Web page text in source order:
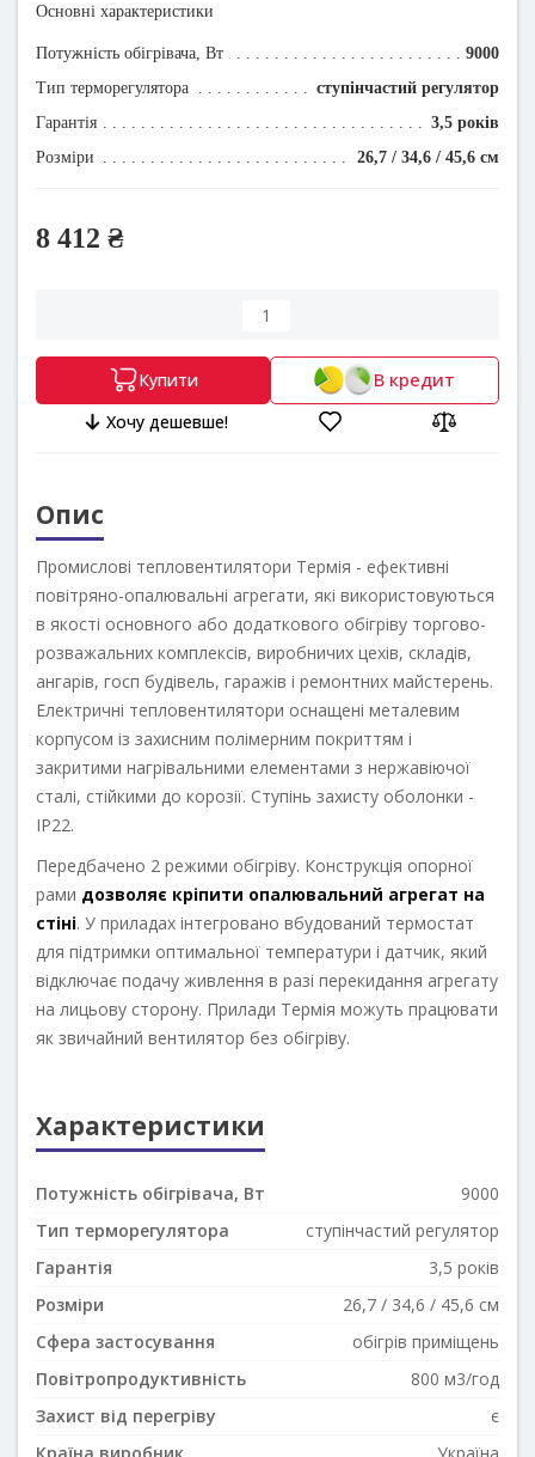
Основні характеристики
Потужність обігрівача, Вт
9000
Тип терморегулятора
ступінчастий регулятор
Гарантія
3,5 років
Розміри
26,7 / 34,6 / 45,6 см
8 412 ₴
Купити В кредит
Хочу дешевше!
Опис
Промислові тепловентилятори Термія - ефективні
повітряно-опалювальні агрегати, які використовуються
в якості основного або додаткового обігріву торгово-
розважальних комплексів, виробничих цехів, складів,
ангарів, госп будівель, гаражів і ремонтних майстерень.
Електричні тепловентилятори оснащені металевим
корпусом із захисним полімерним покриттям і
закритими нагрівальними елементами з нержавіючої
сталі, стійкими до корозії. Ступінь захисту оболонки -
IP22.
Передбачено 2 режими обігріву. Конструкція опорної
рами дозволяє кріпити опалювальний агрегат на
стіні. У приладах інтегровано вбудований термостат
для підтримки оптимальної температури і датчик, який
відключає подачу живлення в разі перекидання агрегату
на лицьову сторону. Прилади Термія можуть працювати
як звичайний вентилятор без обігріву.
Характеристики
Потужність обігрівача, Вт
9000
Тип терморегулятора
ступінчастий регулятор
Гарантія
3,5 років
Розміри
26,7 / 34,6 / 45,6 см
Сфера застосування
обігрів приміщень
Повітропродуктивність
800 м3/год
Захист від перегріву
є
Країна виробник
Україна